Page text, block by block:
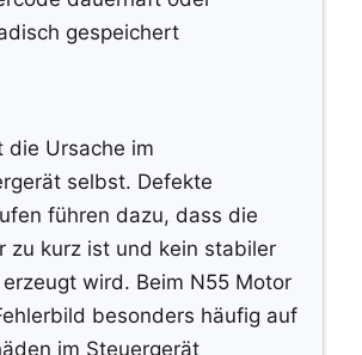
gespeichert
die Ursache im
selbst. Defekte
führen dazu, dass die
zu kurz ist und kein stabiler
wird. Beim N55 Motor
besonders häufig auf
im Steuergerät